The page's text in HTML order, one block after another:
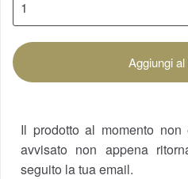
Aggiungi
Il prodotto al momento
avvisato non appena
seguito la tua email.